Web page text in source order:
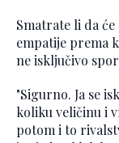
Smatrate li da
empatije prema
ne isključivo
"Sigurno. Ja se
koliku veličinu i
potom i to